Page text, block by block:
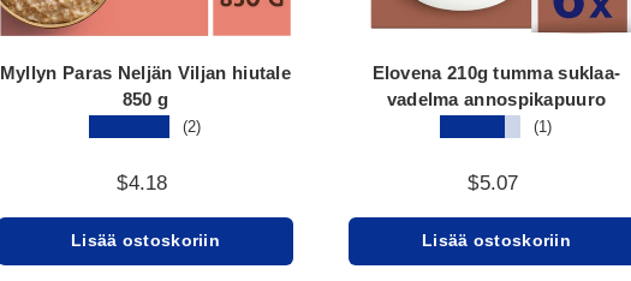
Myllyn Paras Neljän Viljan hiutale
850 g
(2)
$4.18
Lisää ostoskoriin
Elovena 210g tumma suklaa-
vadelma annospikapuuro
(1)
$5.07
Lisää ostoskoriin